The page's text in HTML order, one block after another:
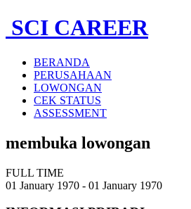
SCI CAREER
BERANDA
PERUSAHAAN
LOWONGAN
CEK STATUS
ASSESSMENT
membuka lowongan
FULL TIME
01 January 1970 - 01 January 1970